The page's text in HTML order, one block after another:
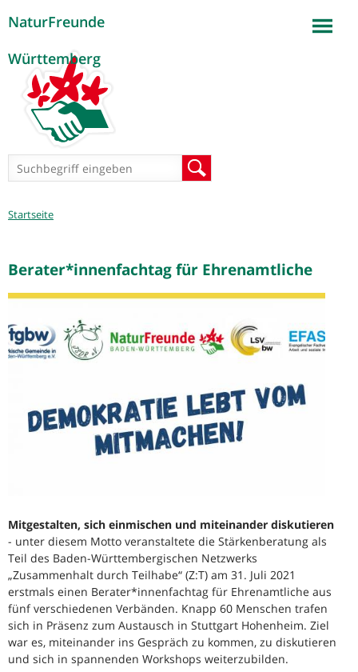
NaturFreunde
Württemberg
Suchformular
Sie
Startseite
Berater*innenfachtag für Ehrenamtliche
Mitgestalten, sich einmischen und miteinander diskutieren
- unter diesem Motto veranstaltete die Stärkenberatung als
Teil des Baden-Württembergischen Netzwerks
„Zusammenhalt durch Teilhabe“ (Z:T) am 31. Juli 2021
erstmals einen Berater*innenfachtag für Ehrenamtliche aus
fünf verschiedenen Verbänden. Knapp 60 Menschen trafen
sich in Präsenz zum Austausch in Stuttgart Hohenheim. Ziel
war es, miteinander ins Gespräch zu kommen, zu diskutieren
und sich in spannenden Workshops weiterzubilden.